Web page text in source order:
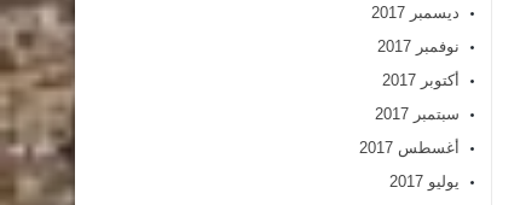
ديسمبر 2017
نوفمبر 2017
أكتوبر 2017
سبتمبر 2017
أغسطس 2017
يوليو 2017